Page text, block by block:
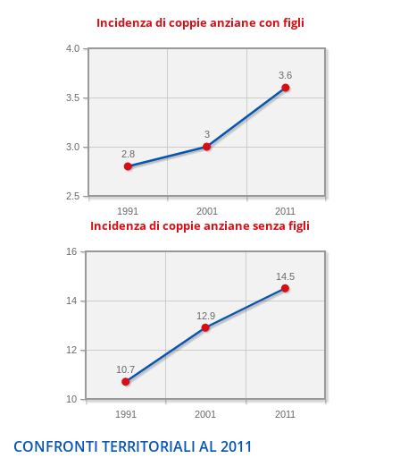
Incidenza di coppie anziane con figli
1991 2001 2011
2.5
3.0
3.5
4.0
3.6
3
2.8
Incidenza di coppie anziane senza figli
1991 2001 2011
10
12
14
16
14.5
12.9
10.7
CONFRONTI TERRITORIALI AL 2011